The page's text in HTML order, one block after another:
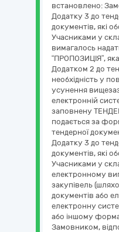
встановлено:
Додатку 3 до
документів, які
Учасниками у
вимагалось
“ПРОПОЗИЦІЯ”,
Додатком 2 до
необхідність у
усунення
електронній
заповнену
подається за
тендерної
Додатку 3 до
документів, які
Учасниками у
електронному
закупівель
документів або
електронну
або іншому
Замовником,